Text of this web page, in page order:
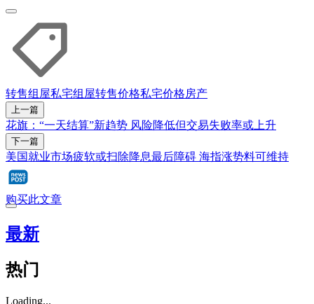
转售组屋私宅组屋转售价格私宅价格房产
上一篇
花旗：“一天结算”新趋势 风险降低但交易失败率或上升
下一篇
美国就业市场疲软或扫除降息最后障碍 海指涨势料可维持
购买此文章
最新
热门
Loading...